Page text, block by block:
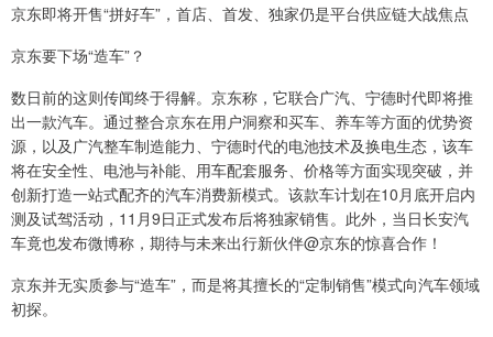
京东即将开售“拼好车”，首店、首发、独家仍是平台供应链大战焦点
京东要下场“造车”？
数日前的这则传闻终于得解。京东称，它联合广汽、宁德时代即将推
出一款汽车。通过整合京东在用户洞察和买车、养车等方面的优势资
源，以及广汽整车制造能力、宁德时代的电池技术及换电生态，该车
将在安全性、电池与补能、用车配套服务、价格等方面实现突破，并
创新打造一站式配齐的汽车消费新模式。该款车计划在10月底开启内
测及试驾活动，11月9日正式发布后将独家销售。此外，当日长安汽
车竟也发布微博称，期待与未来出行新伙伴@京东的惊喜合作！
京东并无实质参与“造车”，而是将其擅长的“定制销售”模式向汽车领域
初探。